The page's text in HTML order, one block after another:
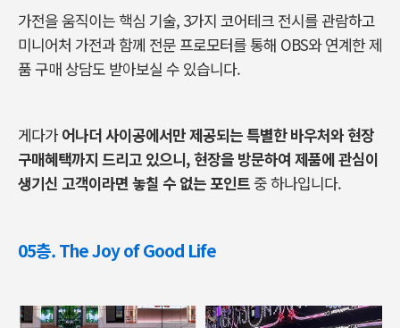
가전을 움직이는 핵심 기술, 3가지 코어테크 전시를 관람하고
미니어처 가전과 함께 전문 프로모터를 통해 OBS와 연계한 제
품 구매 상담도 받아보실 수 있습니다.
게다가어나더 사이공에서만 제공되는 특별한 바우처와 현장
구매혜택까지 드리고 있으니, 현장을 방문하여 제품에 관심이
생기신 고객이라면 놓칠 수 없는 포인트중 하나입니다.
05층. The Joy of Good Life